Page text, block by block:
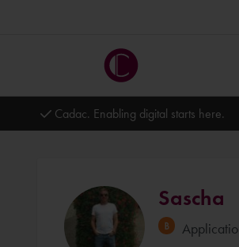
Cadac. Enabling digital starts here.
Sascha